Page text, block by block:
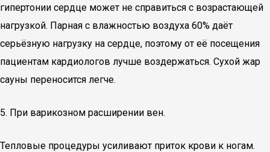
гипертонии сердце может не справиться с возрастающей
нагрузкой. Парная с влажностью воздуха 60% даёт
серьёзную нагрузку на сердце, поэтому от её посещения
пациентам кардиологов лучше воздержаться. Сухой жар
сауны переносится легче.
5. При варикозном расширении вен.
Тепловые процедуры усиливают приток крови к ногам.